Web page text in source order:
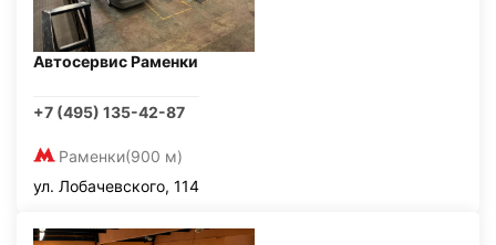
Автосервис Раменки
+7 (495) 135-42-87
Раменки(900 м)
ул. Лобачевского, 114